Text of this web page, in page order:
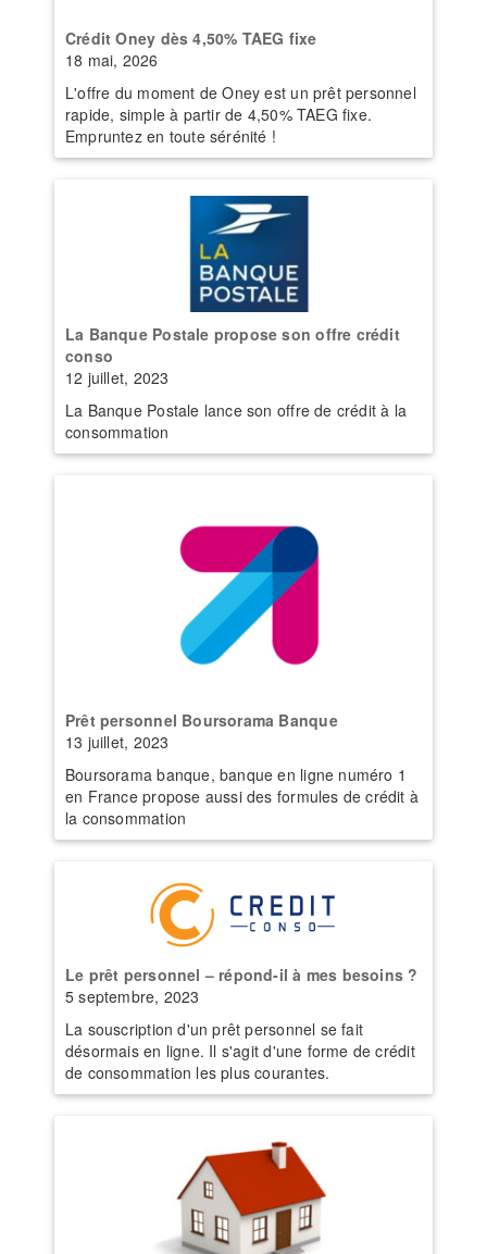
Crédit Oney dès 4,50% TAEG fixe
18 mai, 2026
L'offre du moment de Oney est un prêt personnel
rapide, simple à partir de 4,50% TAEG fixe.
Empruntez en toute sérénité !
La Banque Postale propose son offre crédit
conso
12 juillet, 2023
La Banque Postale lance son offre de crédit à la
consommation
Prêt personnel Boursorama Banque
13 juillet, 2023
Boursorama banque, banque en ligne numéro 1
en France propose aussi des formules de crédit à
la consommation
Le prêt personnel – répond-il à mes besoins ?
5 septembre, 2023
La souscription d'un prêt personnel se fait
désormais en ligne. Il s'agit d'une forme de crédit
de consommation les plus courantes.